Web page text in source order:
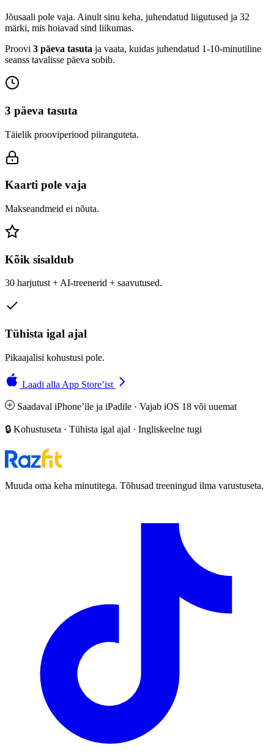
Jõusaali pole vaja. Ainult sinu keha, juhendatud liigutused ja 32
märki, mis hoiavad sind liikumas.
Proovi 3 päeva tasuta ja vaata, kuidas juhendatud 1-10-minutiline
seanss tavalisse päeva sobib.
3 päeva tasuta
Täielik prooviperiood piiranguteta.
Kaarti pole vaja
Makseandmeid ei nõuta.
Kõik sisaldub
30 harjutust + AI-treenerid + saavutused.
Tühista igal ajal
Pikaajalisi kohustusi pole.
Laadi alla App Store’ist
Saadaval iPhone’ile ja iPadile · Vajab iOS 18 või uuemat
🔒 Kohustuseta · Tühista igal ajal · Ingliskeelne tugi
Muuda oma keha minutitega. Tõhusad treeningud ilma varustuseta.